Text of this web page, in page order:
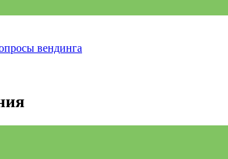
вендинга